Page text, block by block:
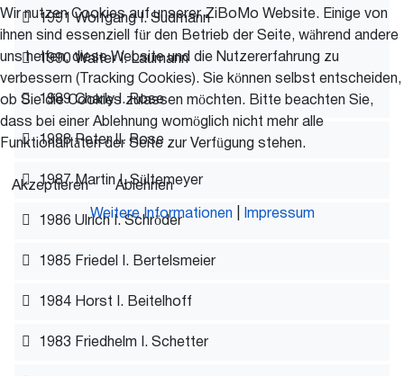
1991 Wolfgang I. Sudmann
1990 Walter I. Laumann
1989 Charly I. Rose
1988 Peter II. Rose
1987 Martin I. Sültemeyer
1986 Ulrich I. Schröder
1985 Friedel I. Bertelsmeier
1984 Horst I. Beitelhoff
1983 Friedhelm I. Schetter
Wir nutzen Cookies auf unserer ZiBoMo Website. Einige von
ihnen sind essenziell für den Betrieb der Seite, während andere
uns helfen, diese Website und die Nutzererfahrung zu
verbessern (Tracking Cookies). Sie können selbst entscheiden,
ob Sie die Cookies zulassen möchten. Bitte beachten Sie,
dass bei einer Ablehnung womöglich nicht mehr alle
Funktionalitäten der Seite zur Verfügung stehen.
Akzeptieren Ablehnen
Weitere Informationen| Impressum